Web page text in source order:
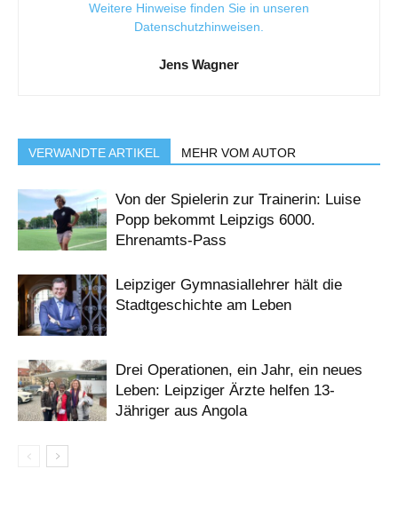
Weitere Hinweise finden Sie in unseren
Datenschutzhinweisen
Jens Wagner
VERWANDTE ARTIKEL MEHR VOM AUTOR
Von der Spielerin zur Trainerin: Luise
Popp bekommt Leipzigs 6000.
Ehrenamts-Pass
Leipziger Gymnasiallehrer hält die
Stadtgeschichte am Leben
Drei Operationen, ein Jahr, ein neues
Leben: Leipziger Ärzte helfen 13-
Jähriger aus Angola